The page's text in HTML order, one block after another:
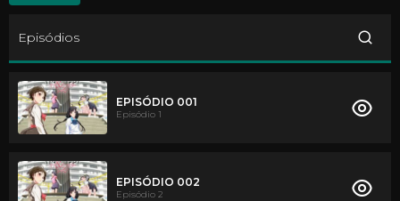
Episódios
EPISÓDIO 001
Episódio 1
EPISÓDIO 002
Episódio 2